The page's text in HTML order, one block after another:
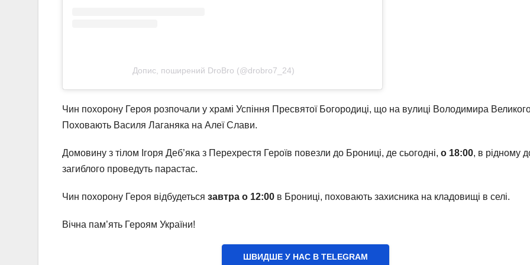
Допис, поширений DroBro (@drobro7_24)
Чин похорону Героя розпочали у храмі Успіння Пресвятої Богородиці, що на вулиці Володимира
Поховають Василя Лаганяка на Алеї Слави.
Домовину з тілом Ігоря Деб’яка з Перехрестя Героїв повезли до Брониці, де сьогодні, о 18:00, в рідному
загиблого проведуть парастас.
Чин похорону Героя відбудеться завтра о 12:00 в Брониці, поховають захисника на кладовищі в селі.
Вічна пам’ять Героям України!
ШВИДШЕ У НАС В ТELEGRAM